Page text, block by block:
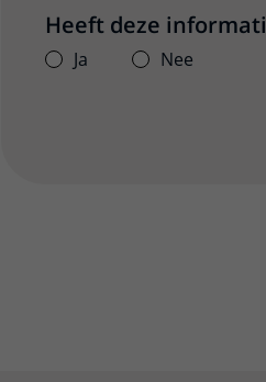
Heeft deze
Ja Nee